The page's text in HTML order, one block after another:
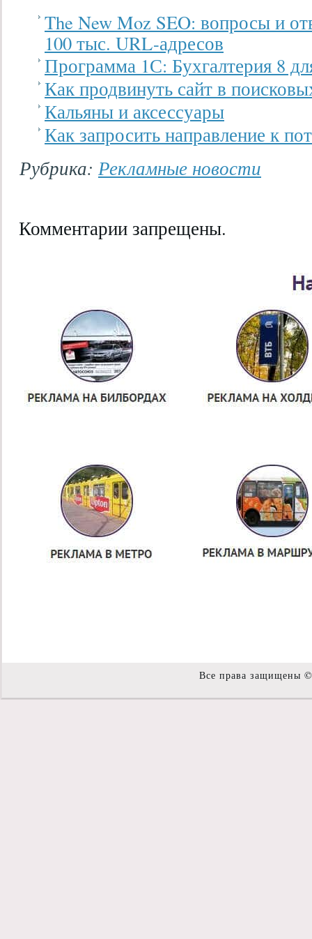
The New Moz SEO: вопросы и
100 тыс. URL-адресов
Программа 1С: Бухгалтерия 8
Как продвинуть сайт в
Кальяны и аксессуары
Как запросить направление к
Рубрика: Рекламные новости
Комментарии запрещены.
Все права защищены